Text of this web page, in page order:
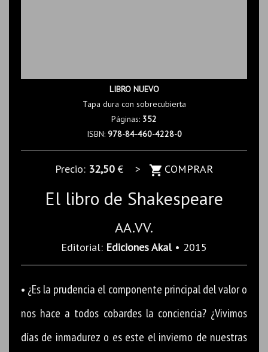
LIBRO NUEVO
Tapa dura con sobrecubierta
Páginas: 352
ISBN: 978-84-460-4228-0
Precio: 32,50€ > COMPRAR
El libro de Shakespeare
AA.VV.
Editorial: Ediciones Akal• 2015
• ¿Es la prudencia el componente principal del valor o
nos hace a todos cobardes la conciencia? ¿Vivimos
días de inmadurez o es este el invierno de nuestras